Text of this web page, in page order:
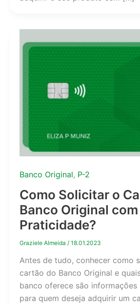
Banco Original, P-2
Como Solicitar o
Banco Original com
Praticidade?
Graziele Almeida / 18.01.2023
Antes de tudo, conhecer como
cartão do Banco Original e
banco oferece são
para quem deseja adquirir um